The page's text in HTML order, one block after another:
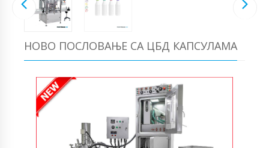
НОВО ПОСЛОВАЊЕ СА ЦБД КАПСУЛАМА